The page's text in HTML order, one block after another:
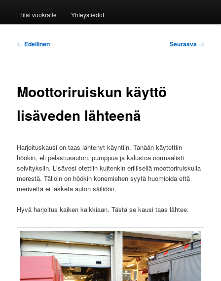
Tilat vuokralle Yhteystiedot
Artikkelien
← Edellinen Seuraava →
Moottoriruiskun käyttö
lisäveden lähteenä
Harjoituskausi on taas lähtenyt käyntiin. Tänään käytettiin
höökin, eli pelastusauton, pumppua ja kalustoa normaalisti
selvityksiin. Lisävesi otettiin kuitenkin erillisellä moottoriruiskulla
merestä. Tällöin on höökin konemiehen syytä huomioida että
merivettä ei lasketa auton säiliöön.
Hyvä harjoitus kaiken kaikkiaan. Tästä se kausi taas lähtee.